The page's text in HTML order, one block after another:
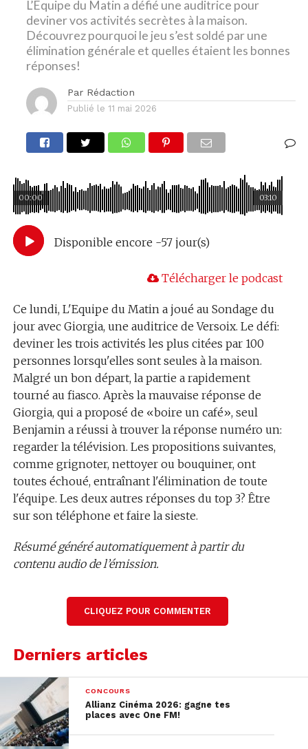
L’Equipe du Matin a défié une auditrice pour
deviner vos activités secrètes à la maison.
Découvrez pourquoi le jeu s’est soldé par une
élimination générale et quelles étaient les bonnes
réponses!
Par Rédaction
Publié le 11 mai 2026
03:10
00:00
Disponible encore -57 jour(s)
Télécharger le podcast
Ce lundi, L'Equipe du Matin a joué au Sondage du
jour avec Giorgia, une auditrice de Versoix. Le défi:
deviner les trois activités les plus citées par 100
personnes lorsqu'elles sont seules à la maison.
Malgré un bon départ, la partie a rapidement
tourné au fiasco. Après la mauvaise réponse de
Giorgia, qui a proposé de «boire un café», seul
Benjamin a réussi à trouver la réponse numéro un:
regarder la télévision. Les propositions suivantes,
comme grignoter, nettoyer ou bouquiner, ont
toutes échoué, entraînant l'élimination de toute
l'équipe. Les deux autres réponses du top 3? Être
sur son téléphone et faire la sieste.
Résumé généré automatiquement à partir du
contenu audio de l’émission.
Lire la transcription complète
CLIQUEZ POUR COMMENTER
Derniers articles
CONCOURS
Allianz Cinéma 2026: gagne tes
places avec One FM!